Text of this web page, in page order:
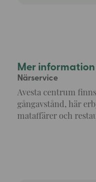
Mer information
Närservice
Avesta centrum
gångavstånd, här
mataffärer och